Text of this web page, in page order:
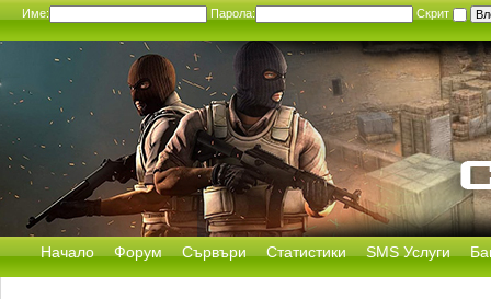
Име: Парола: Скрит
Начало Форум Сървъри Статистики SMS Услуги